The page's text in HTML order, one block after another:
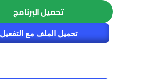
تحميل البرنامج
تحميل الملف مع التفعيل